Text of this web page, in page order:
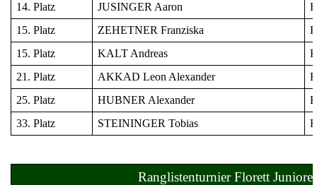
14. Platz
JUSINGER Aaron
15. Platz
ZEHETNER Franziska
15. Platz
KALT Andreas
21. Platz
AKKAD Leon Alexander
25. Platz
HUBNER Alexander
33. Platz
STEININGER Tobias
Ranglistenturnier Florett